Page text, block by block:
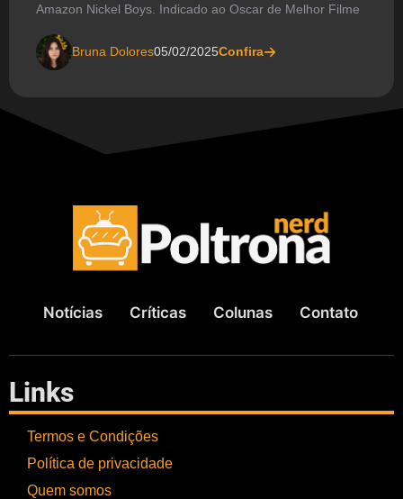
Amazon Nickel Boys. Indicado ao Oscar de Melhor Filme
Bruna Dolores05/02/2025Confira
Notícias Críticas Colunas Contato
Links
Termos e Condições
Política de privacidade
Quem somos